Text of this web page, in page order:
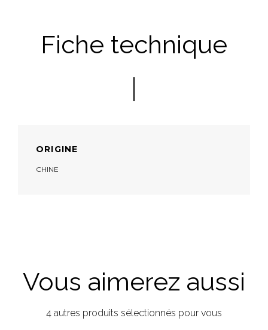
Fiche technique
ORIGINE
CHINE
Vous aimerez aussi
4 autres produits sélectionnés pour vous